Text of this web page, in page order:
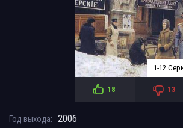
1-12
18 13
Год выхода: 2006